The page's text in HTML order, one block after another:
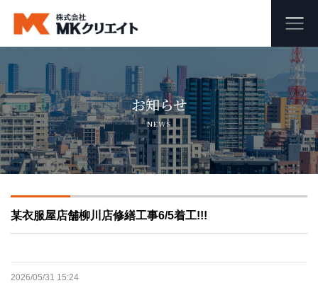
ホーム
MKクリエイトのワンストップ自社施工
ビル・マンション・商業施設の大規模修繕工事
外壁塗装・防水工事
オフィス・店舗の内装リフォーム・リノベーション
お知らせ
NEWS
某衣服屋店舗柳川店修繕工事6/5着工!!!
2026/05/31 15:24